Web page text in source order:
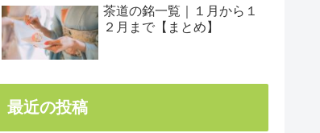
茶道の銘一覧｜１月から１
２月まで【まとめ】
最近の投稿